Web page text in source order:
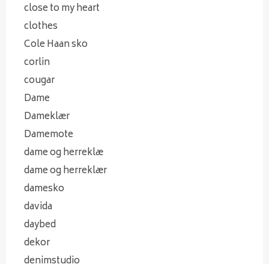
close to my heart
clothes
Cole Haan sko
corlin
cougar
Dame
Dameklær
Damemote
dame og herreklæ
dame og herreklær
damesko
davida
daybed
dekor